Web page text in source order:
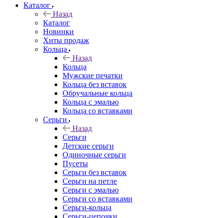
Каталог
Назад
Каталог
Новинки
Хиты продаж
Кольца
Назад
Кольца
Мужские печатки
Кольца без вставок
Обручальные кольца
Кольца с эмалью
Кольца со вставками
Серьги
Назад
Серьги
Детские серьги
Одиночные серьги
Пусеты
Серьги без вставок
Серьги на петле
Серьги с эмалью
Серьги со вставками
Серьги-кольца
Серьги-цепочки